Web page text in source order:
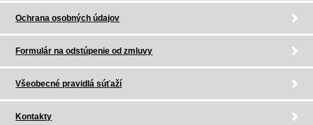
Ochrana osobných údajov
Formulár na odstúpenie od zmluvy
Všeobecné pravidlá súťaží
Kontakty